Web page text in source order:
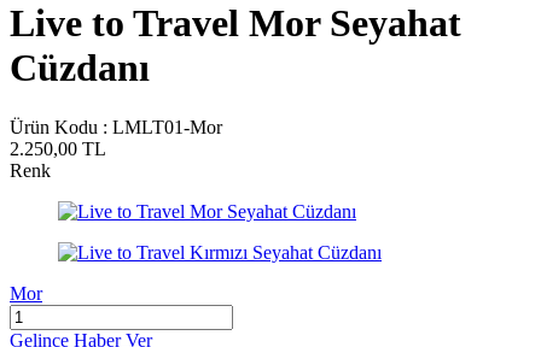
Live to Travel Mor Seyahat
Cüzdanı
Ürün Kodu : LMLT01-Mor
2.250,00 TL
Renk
Mor
Gelince Haber Ver